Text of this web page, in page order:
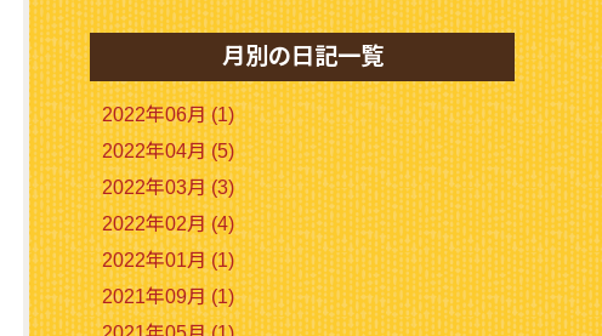
月別の日記一覧
2022年06月 (1)
2022年04月 (5)
2022年03月 (3)
2022年02月 (4)
2022年01月 (1)
2021年09月 (1)